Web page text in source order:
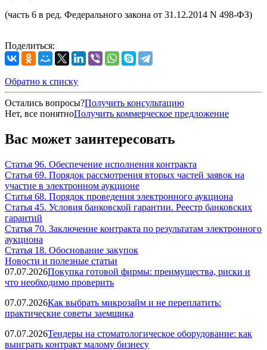
(часть 6 в ред. Федерального закона от 31.12.2014 N 498-ФЗ)
Поделиться:
Обратно к списку
Остались вопросы?Получить консультацию
Нет, все понятноПолучить коммерческое предложение
Вас может заинтересовать
Статья 96. Обеспечение исполнения контракта
Статья 69. Порядок рассмотрения вторых частей заявок на
участие в электронном аукционе
Статья 68. Порядок проведения электронного аукциона
Статья 45. Условия банковской гарантии. Реестр банковских
гарантий
Статья 70. Заключение контракта по результатам электронного
аукциона
Статья 18. Обоснование закупок
Новости и полезные статьи
07.07.2026Покупка готовой фирмы: преимущества, риски и
что необходимо проверить
07.07.2026Как выбрать микрозайм и не переплатить:
практические советы заемщика
07.07.2026Тендеры на стоматологическое оборудование: как
выиграть контракт малому бизнесу